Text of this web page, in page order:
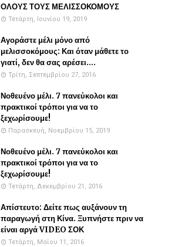
ΟΛΟΥΣ ΤΟΥΣ ΜΕΛΙΣΣΟΚΟΜΟΥΣ
Τετάρτη, Ιουνίου 19, 2019
Αγοράστε μέλι μόνο από
μελισσοκόμους: Και όταν μάθετε το
γιατί, δεν θα σας αρέσει....
Τρίτη, Σεπτεμβρίου 27, 2016
Νοθευένο μέλι. 7 πανεύκολοι και
πρακτικοί τρόποι για να το
ξεχωρίσουμε!
Παρασκευή, Νοεμβρίου 15, 2019
Νοθευένο μέλι. 7 πανεύκολοι και
πρακτικοί τρόποι για να το
ξεχωρίσουμε!
Τετάρτη, Δεκεμβρίου 21, 2016
Απίστευτο: Δείτε πως αυξάνουν τη
παραγωγή στη Κίνα. Ξυπνήστε πριν να
είναι αργά VIDEO ΣΟΚ
Τετάρτη, Μαΐου 11, 2016